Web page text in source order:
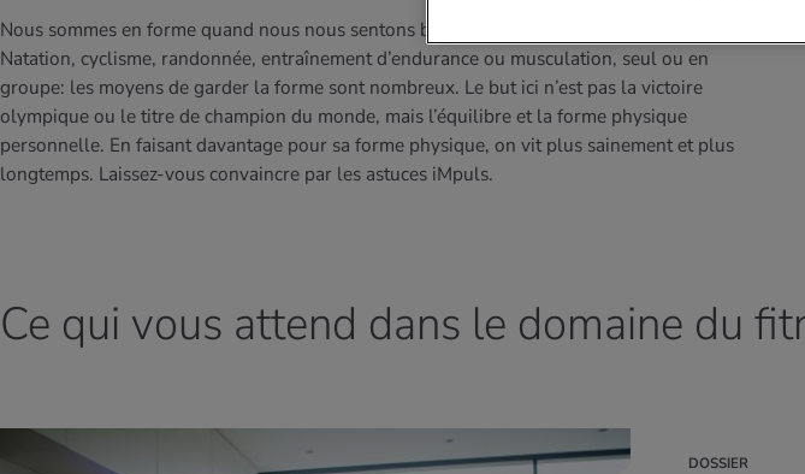
Nous sommes en forme quand nous nous sentons bien physiquement et psychiquement.
Natation, cyclisme, randonnée, entraînement d’endurance ou musculation, seul ou en
groupe: les moyens de garder la forme sont nombreux. Le but ici n’est pas la victoire
olympique ou le titre de champion du monde, mais l’équilibre et la forme physique
personnelle. En faisant davantage pour sa forme physique, on vit plus sainement et plus
longtemps. Laissez-vous convaincre par les astuces iMpuls.
Ce qui vous attend dans le domaine du
DOSSIER